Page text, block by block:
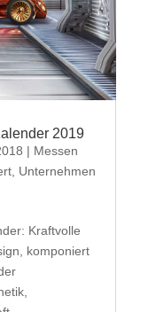
2019
| Messen
, Unternehmen
Kraftvolle
komponiert